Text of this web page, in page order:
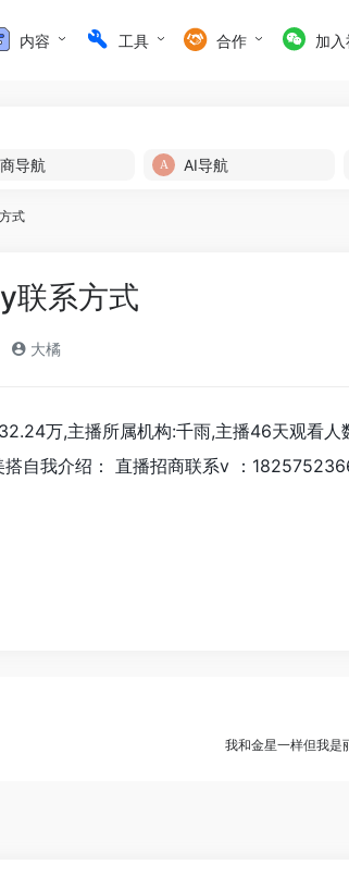
内容 工具 合作 加
导航 AI导航
式
联系方式
大橘
万,主播所属机构:千雨,主播46天观看人
自我介绍： 直播招商联系v ：
我和金星一样但我是